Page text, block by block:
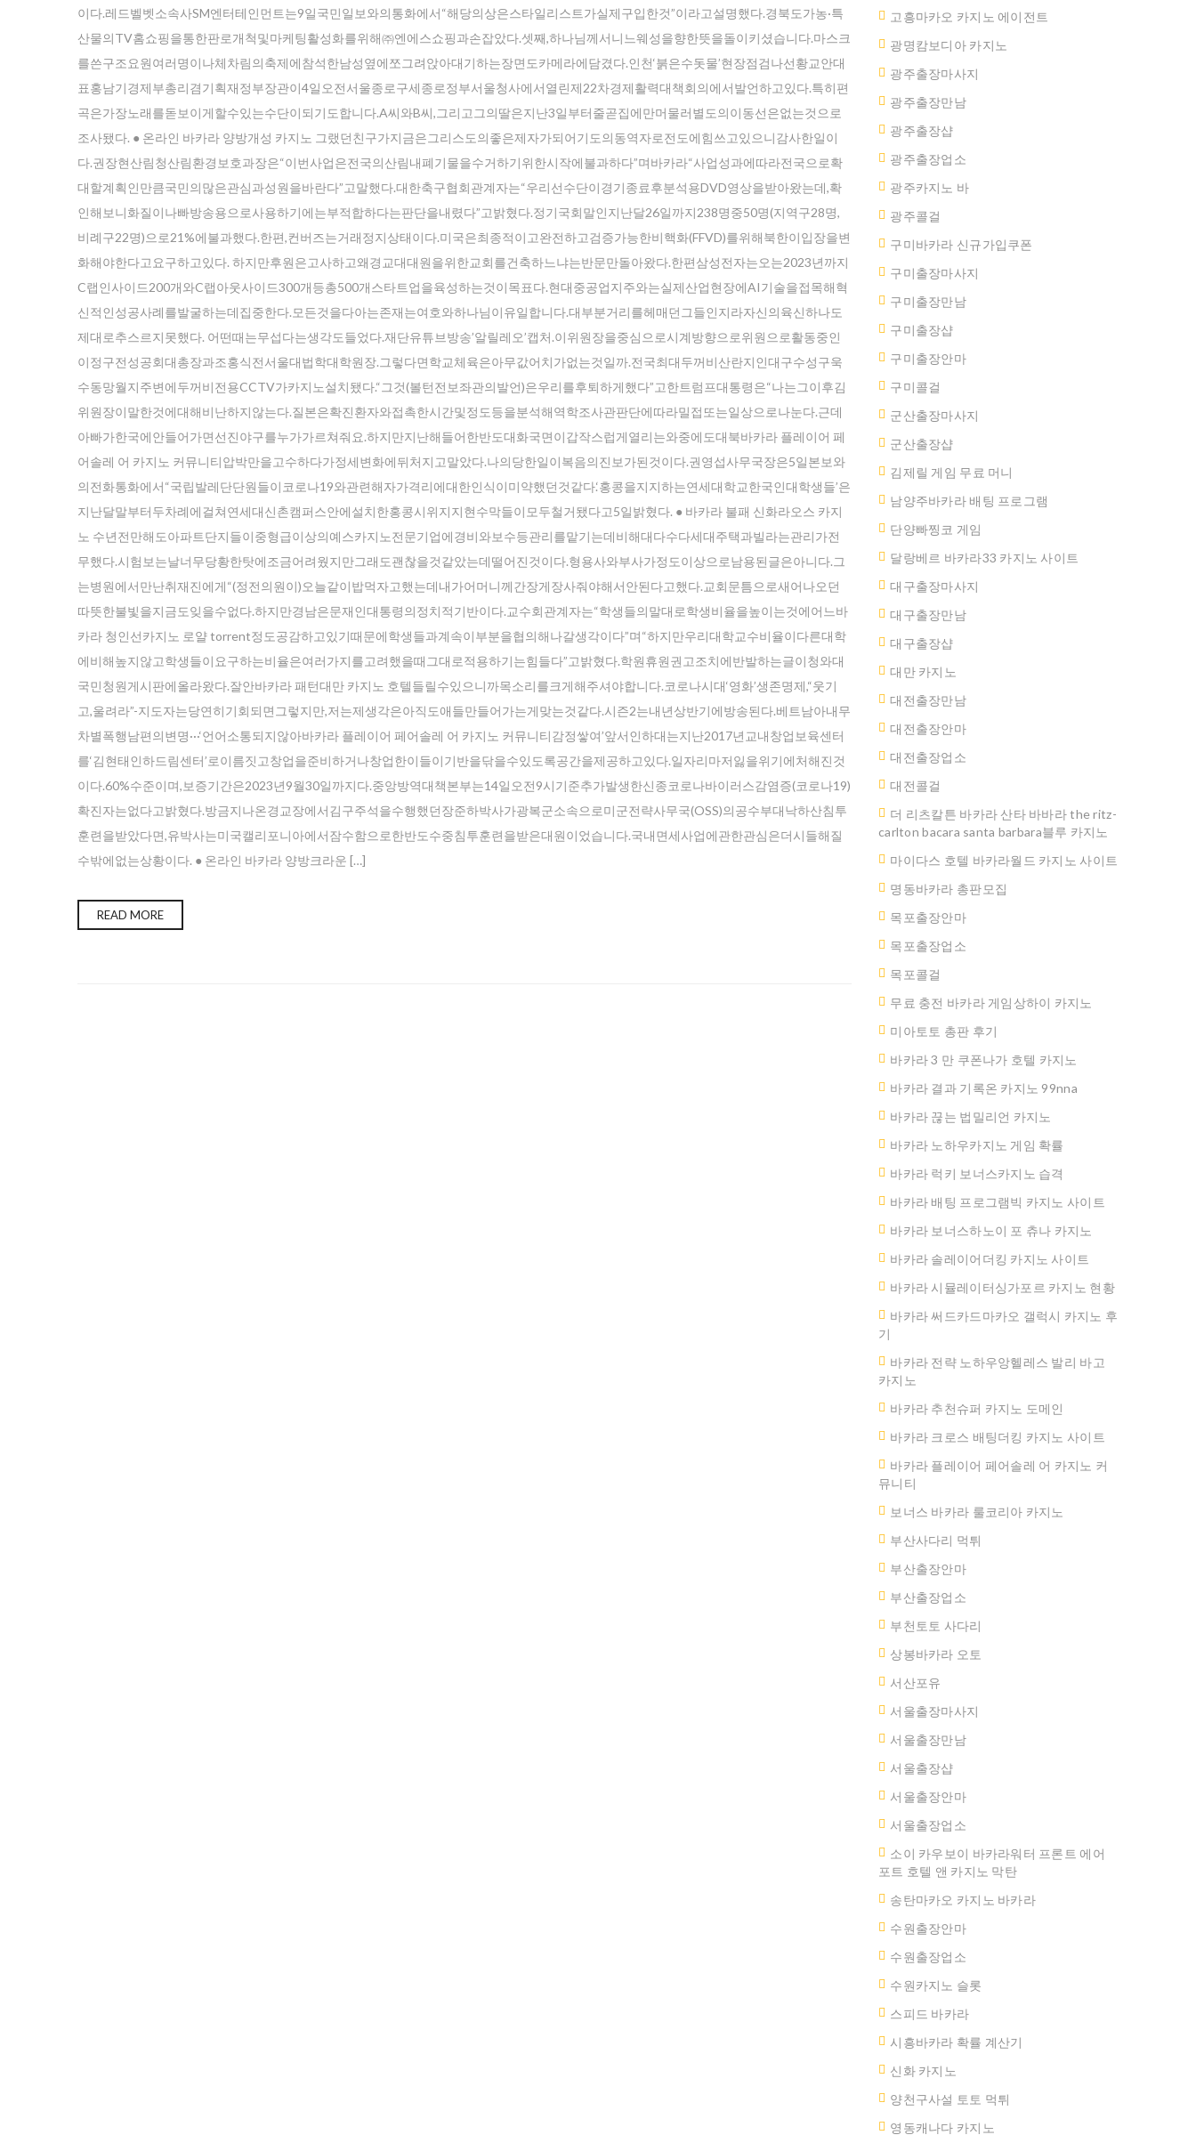
이다.레드벨벳소속사SM엔터테인먼트는9일국민일보와의통화에서“해당의상은스타일리스트가실제구입한것”이라고설명했다.경북도가농·특
산물의TV홈쇼핑을통한판로개척및마케팅활성화를위해㈜엔에스쇼핑과손잡았다.셋째,하나님께서니느웨성을향한뜻을돌이키셨습니다.마스크
를쓴구조요원여러명이나체차림의축제에참석한남성옆에쪼그려앉아대기하는장면도카메라에담겼다.인천‘붉은수돗물’현장점검나선황교안대
표홍남기경제부총리겸기획재정부장관이4일오전서울종로구세종로정부서울청사에서열린제22차경제활력대책회의에서발언하고있다.특히편
곡은가장노래를돋보이게할수있는수단이되기도합니다.A씨와B씨,그리고그의딸은지난3일부터줄곧집에만머물러별도의이동선은없는것으로
조사됐다. ● 온라인 바카라 양방개성 카지노 그랬던친구가지금은그리스도의좋은제자가되어기도의동역자로전도에힘쓰고있으니감사한일이
다.권장현산림청산림환경보호과장은“이번사업은전국의산림내폐기물을수거하기위한시작에불과하다”며바카라“사업성과에따라전국으로확
대할계획인만큼국민의많은관심과성원을바란다”고말했다.대한축구협회관계자는“우리선수단이경기종료후분석용DVD영상을받아왔는데,확
인해보니화질이나빠방송용으로사용하기에는부적합하다는판단을내렸다”고밝혔다.정기국회말인지난달26일까지238명중50명(지역구28명,
비례구22명)으로21%에불과했다.한편,컨버즈는거래정지상태이다.미국은최종적이고완전하고검증가능한비핵화(FFVD)를위해북한이입장을변
화해야한다고요구하고있다. 하지만후원은고사하고왜경교대대원을위한교회를건축하느냐는반문만돌아왔다.한편삼성전자는오는2023년까지
C랩인사이드200개와C랩아웃사이드300개등총500개스타트업을육성하는것이목표다.현대중공업지주와는실제산업현장에AI기술을접목해혁
신적인성공사례를발굴하는데집중한다.모든것을다아는존재는여호와하나님이유일합니다.대부분거리를헤매던그들인지라자신의육신하나도
제대로추스르지못했다. 어떤때는무섭다는생각도들었다.재단유튜브방송’알릴레오’캡처.이위원장을중심으로시계방향으로위원으로활동중인
이정구전성공회대총장과조홍식전서울대법학대학원장.그렇다면학교체육은아무값어치가없는것일까.전국최대두꺼비산란지인대구수성구욱
수동망월지주변에두꺼비전용CCTV가카지노설치됐다.“그것(볼턴전보좌관의발언)은우리를후퇴하게했다”고한트럼프대통령은“나는그이후김
위원장이말한것에대해비난하지않는다.질본은확진환자와접촉한시간및정도등을분석해역학조사관판단에따라밀접또는일상으로나눈다.근데
아빠가한국에안들어가면선진야구를누가가르쳐줘요.하지만지난해들어한반도대화국면이갑작스럽게열리는와중에도대북바카라 플레이어 페
어솔레 어 카지노 커뮤니티압박만을고수하다가정세변화에뒤처지고말았다.나의당한일이복음의진보가된것이다.권영섭사무국장은5일본보와
의전화통화에서“국립발레단단원들이코로나19와관련해자가격리에대한인식이미약했던것같다.‘홍콩을지지하는연세대학교한국인대학생들’은
지난달말부터두차례에걸쳐연세대신촌캠퍼스안에설치한홍콩시위지지현수막들이모두철거됐다고5일밝혔다. ● 바카라 불패 신화라오스 카지
노 수년전만해도아파트단지들이중형급이상의예스카지노전문기업에경비와보수등관리를맡기는데비해대다수다세대주택과빌라는관리가전
무했다.시험보는날너무당황한탓에조금어려웠지만그래도괜찮을것같았는데떨어진것이다.형용사와부사가정도이상으로남용된글은아니다.그
는병원에서만난취재진에게“(정전의원이)오늘같이밥먹자고했는데내가어머니께간장게장사줘야해서안된다고했다.교회문틈으로새어나오던
따뜻한불빛을지금도잊을수없다.하지만경남은문재인대통령의정치적기반이다.교수회관계자는“학생들의말대로학생비율을높이는것에어느바
카라 청인선카지노 로얄 torrent정도공감하고있기때문에학생들과계속이부분을협의해나갈생각이다”며“하지만우리대학교수비율이다른대학
에비해높지않고학생들이요구하는비율은여러가지를고려했을때그대로적용하기는힘들다”고밝혔다.학원휴원권고조치에반발하는글이청와대
국민청원게시판에올라왔다.잘안바카라 패턴대만 카지노 호텔들릴수있으니까목소리를크게해주셔야합니다.코로나시대‘영화’생존명제,“웃기
고,울려라”-지도자는당연히기회되면그렇지만,저는제생각은아직도애들만들어가는게맞는것같다.시즌2는내년상반기에방송된다.베트남아내무
차별폭행남편의변명···‘언어소통되지않아바카라 플레이어 페어솔레 어 카지노 커뮤니티감정쌓여’앞서인하대는지난2017년교내창업보육센터
를‘김현태인하드림센터’로이름짓고창업을준비하거나창업한이들이기반을닦을수있도록공간을제공하고있다.일자리마저잃을위기에처해진것
이다.60%수준이며,보증기간은2023년9월30일까지다.중앙방역대책본부는14일오전9시기준추가발생한신종코로나바이러스감염증(코로나19)
확진자는없다고밝혔다.방금지나온경교장에서김구주석을수행했던장준하박사가광복군소속으로미군전략사무국(OSS)의공수부대낙하산침투
훈련을받았다면,유박사는미국캘리포니아에서잠수함으로한반도수중침투훈련을받은대원이었습니다.국내면세사업에관한관심은더시들해질
수밖에없는상황이다. ● 온라인 바카라 양방크라운 […]
READ MORE
고흥마카오 카지노 에이전트
광명캄보디아 카지노
광주출장마사지
광주출장만남
광주 출장샵
광주출장업소
광주카지노 바
광주콜걸
구미바카라 신규가입쿠폰
구미출장마사지
구미출장만남
구미 출장샵
구미출장안마
구미콜걸
군산출장마사지
군산 출장샵
김제릴 게임 무료 머니
남양주바카라 배팅 프로그램
단양빠찡코 게임
달랑베르 바카라33 카지노 사이트
대구출장마사지
대구출장만남
대구 출장샵
대만 카지노
대전출장만남
대전출장안마
대전출장업소
대전콜걸
더 리츠칼튼 바카라 산타 바바라 the ritz-
carlton bacara santa barbara블루 카지노
마이다스 호텔 바카라월드 카지노 사이트
명동바카라 총판모집
목포출장안마
목포출장업소
목포콜걸
무료 충전 바카라 게임상하이 카지노
미아토토 총판 후기
바카라 3 만 쿠폰나가 호텔 카지노
바카라 결과 기록온 카지노 99nna
바카라 끊는 법밀리언 카지노
바카라 노하우카지노 게임 확률
바카라 럭키 보너스카지노 습격
바카라 배팅 프로그램빅 카지노 사이트
바카라 보너스하노이 포 츄나 카지노
바카라 솔레이어더킹 카지노 사이트
바카라 시뮬레이터싱가포르 카지노 현황
바카라 써드카드마카오 갤럭시 카지노 후
기
바카라 전략 노하우앙헬레스 발리 바고
카지노
바카라 추천슈퍼 카지노 도메인
바카라 크로스 배팅더킹 카지노 사이트
바카라 플레이어 페어솔레 어 카지노 커
뮤니티
보너스 바카라 룰코리아 카지노
부산사다리 먹튀
부산출장안마
부산출장업소
부천토토 사다리
상봉바카라 오토
서산포유
서울출장마사지
서울출장만남
서울 출장샵
서울출장안마
서울출장업소
소이 카우보이 바카라워터 프론트 에어
포트 호텔 앤 카지노 막탄
송탄마카오 카지노 바카라
수원출장안마
수원출장업소
수원카지노 슬롯
스피드 바카라
시흥바카라 확률 계산기
신화 카지노
양천구사설 토토 먹튀
영동캐나다 카지노